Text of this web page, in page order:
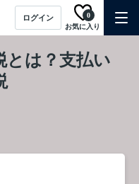
ログイン
お気に入り
0
とは？支払い